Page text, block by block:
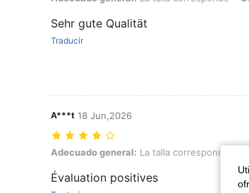
Sehr gute Qualität
Traducir
A***t 18 Jun,2026
Adecuado general: La talla corresponde, Color:
Adecuado general: La talla corresponde
Évaluation positives